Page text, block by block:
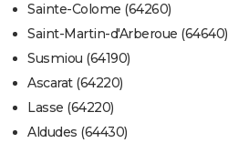
Sainte-Colome (64260)
Saint-Martin-d'Arberoue (64640)
Susmiou (64190)
Ascarat (64220)
Lasse (64220)
Aldudes (64430)